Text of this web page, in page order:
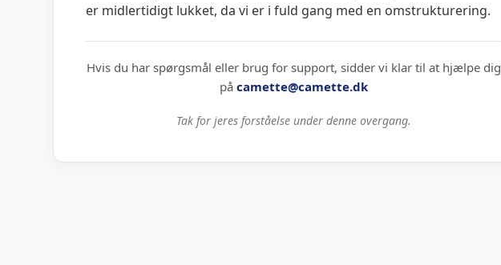
er midlertidigt lukket, da vi er i fuld gang med en omstrukturering.
Hvis du har spørgsmål eller brug for support, sidder vi klar til at hjælpe dig
på camette@camette.dk
Tak for jeres forståelse under denne overgang.